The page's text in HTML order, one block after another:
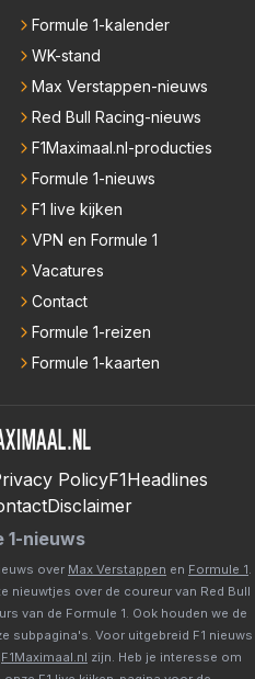
Formule 1-kalender
WK-stand
Max Verstappen-nieuws
Red Bull Racing-nieuws
F1Maximaal.nl-producties
Formule 1-nieuws
F1 live kijken
VPN en Formule 1
Vacatures
Contact
Formule 1-reizen
Formule 1-kaarten
PolicyF1Headlines
Disclaimer
1-nieuws
over Max Verstappen en Formule 1
nieuwtjes over de coureur van Red Bull
van de Formule 1. Ook houden we de
subpagina's. Voor uitgebreid F1 nieuws
F1Maximaal.nl zijn. Heb je interesse om